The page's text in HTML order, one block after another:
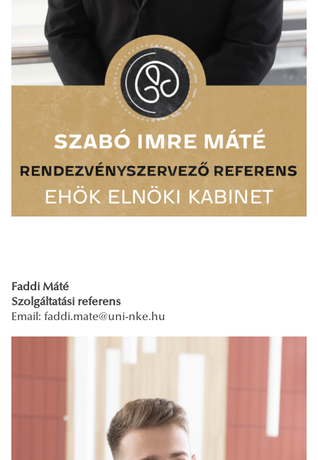
Faddi Máté
Szolgáltatási referens
Email: faddi.mate@uni-nke.hu